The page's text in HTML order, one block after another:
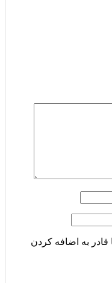
قادر به اضافه کردن